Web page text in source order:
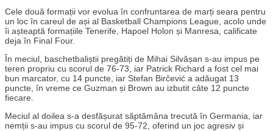
Cele două formații vor evolua în confruntarea de marți seara pentru
un loc în careul de ași al Basketball Champions League, acolo unde
îi așteaptă formațiile Tenerife, Hapoel Holon și Manresa, calificate
deja în Final Four.
În meciul, baschetbaliștii pregătiți de Mihai Silvășan s-au impus pe
teren propriu cu scorul de 76-73, iar Patrick Richard a fost cel mai
bun marcator, cu 14 puncte, iar Stefan Birčević a adăugat 13
puncte, în vreme ce Guzman și Brown au izbutit câte 12 puncte
fiecare.
Meciul al doilea s-a desfășurat săptămâna trecută în Germania, iar
nemții s-au impus cu scorul de 95-72, oferind un joc agresiv și